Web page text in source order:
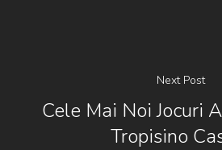
Next Post
Cele Mai Noi Jocuri
Tropisino